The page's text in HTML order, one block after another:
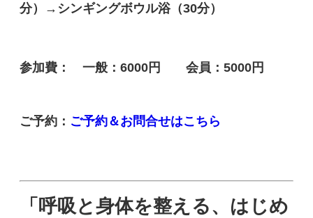
分）
→シンギングボウル浴（30分）
参加費： 一般：6000円 会員：5000円
ご予約： ご予約＆お問合せはこちら
「呼吸と身体を整える、はじめ